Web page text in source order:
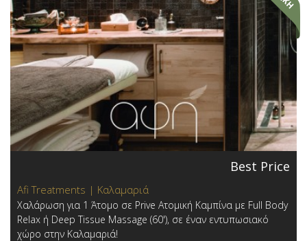
Best Price
Afi Treatments | Καλαμαριά
Χαλάρωση για 1 Άτομo σε Prive Ατομική Καμπίνα με Full Body
Relax ή Deep Tissue Massage (60'), σε έναν εντυπωσιακό
χώρο στην Καλαμαριά!